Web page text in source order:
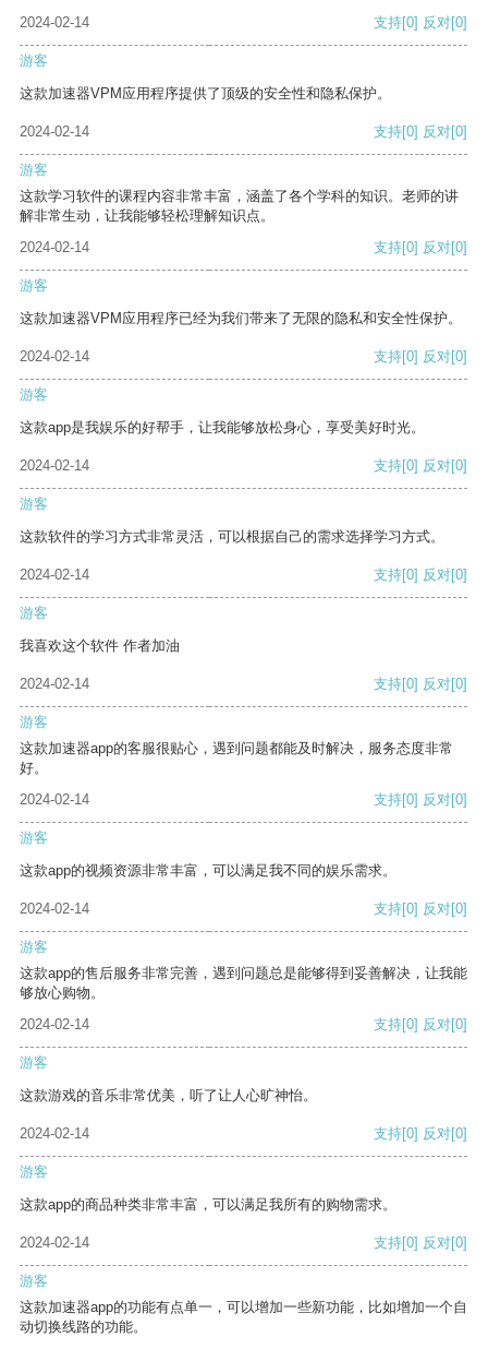
2024-02-14 支持[0] 反对[0]
游客
这款加速器VPM应用程序提供了顶级的安全性和隐私保护。
2024-02-14 支持[0] 反对[0]
游客
这款学习软件的课程内容非常丰富，涵盖了各个学科的知识。老师的讲
解非常生动，让我能够轻松理解知识点。
2024-02-14
支持[0] 反对[0]
游客
这款加速器VPM应用程序已经为我们带来了无限的隐私和安全性保护。
2024-02-14 支持[0] 反对[0]
游客
这款app是我娱乐的好帮手，让我能够放松身心，享受美好时光。
2024-02-14 支持[0] 反对[0]
游客
这款软件的学习方式非常灵活，可以根据自己的需求选择学习方式。
2024-02-14 支持[0] 反对[0]
游客
我喜欢这个软件 作者加油
2024-02-14 支持[0] 反对[0]
游客
这款加速器app的客服很贴心，遇到问题都能及时解决，服务态度非常
好。
2024-02-14
支持[0] 反对[0]
游客
这款app的视频资源非常丰富，可以满足我不同的娱乐需求。
2024-02-14 支持[0] 反对[0]
游客
这款app的售后服务非常完善，遇到问题总是能够得到妥善解决，让我能
够放心购物。
2024-02-14
支持[0] 反对[0]
游客
这款游戏的音乐非常优美，听了让人心旷神怡。
2024-02-14 支持[0] 反对[0]
游客
这款app的商品种类非常丰富，可以满足我所有的购物需求。
2024-02-14 支持[0] 反对[0]
游客
这款加速器app的功能有点单一，可以增加一些新功能，比如增加一个自
动切换线路的功能。